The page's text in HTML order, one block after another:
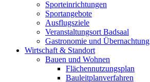
Sporteinrichtungen
Sportangebote
Ausflugsziele
Veranstaltungsort Badsaal
Gastronomie und Übernachtung
Wirtschaft & Standort
Bauen und Wohnen
Flächennutzungsplan
Bauleitplanverfahren